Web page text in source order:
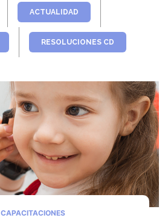
ACTUALIDAD
RESOLUCIONES CD
CAPACITACIONES